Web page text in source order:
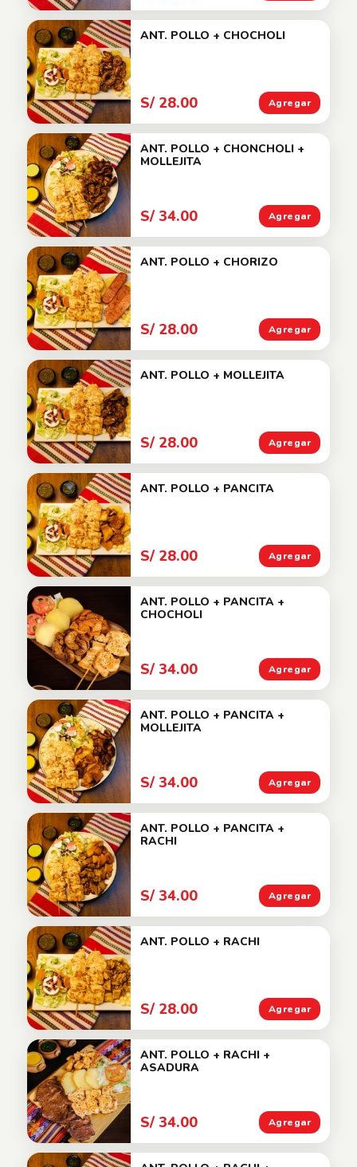
ANT. POLLO + CHOCHOLI
S/ 28.00 Agregar
ANT. POLLO + CHONCHOLI +
MOLLEJITA
S/ 34.00 Agregar
ANT. POLLO + CHORIZO
S/ 28.00 Agregar
ANT. POLLO + MOLLEJITA
S/ 28.00 Agregar
ANT. POLLO + PANCITA
S/ 28.00 Agregar
ANT. POLLO + PANCITA +
CHOCHOLI
S/ 34.00 Agregar
ANT. POLLO + PANCITA +
MOLLEJITA
S/ 34.00 Agregar
ANT. POLLO + PANCITA +
RACHI
S/ 34.00 Agregar
ANT. POLLO + RACHI
S/ 28.00 Agregar
ANT. POLLO + RACHI +
ASADURA
S/ 34.00 Agregar